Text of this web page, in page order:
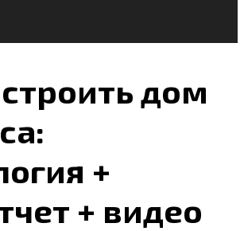
дом
+
+ видео